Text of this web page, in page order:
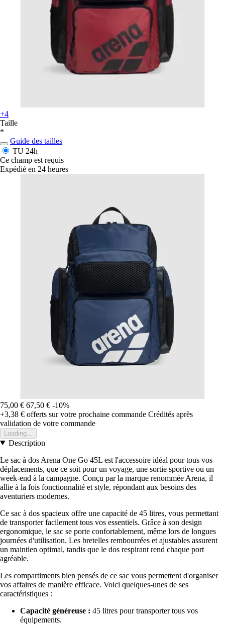
+4
Taille
*
Guide des tailles
TU 24h
Ce champ est requis
Expédié en 24 heures
75,00 € 67,50 € -10%
+3,38 € offerts sur votre prochaine commande Crédités après
validation de votre commande
Loading...
Description
Le sac à dos Arena One Go 45L est l'accessoire idéal pour tous vos
déplacements, que ce soit pour un voyage, une sortie sportive ou un
week-end à la campagne. Conçu par la marque renommée Arena, il
allie à la fois fonctionnalité et style, répondant aux besoins des
aventuriers modernes.
Ce sac à dos spacieux offre une capacité de 45 litres, vous permettant
de transporter facilement tous vos essentiels. Grâce à son design
ergonomique, le sac se porte confortablement, même lors de longues
journées d'utilisation. Les bretelles rembourrées et ajustables assurent
un maintien optimal, tandis que le dos respirant rend chaque port
agréable.
Les compartiments bien pensés de ce sac vous permettent d'organiser
vos affaires de manière efficace. Voici quelques-unes de ses
caractéristiques :
Capacité généreuse : 45 litres pour transporter tous vos
équipements.